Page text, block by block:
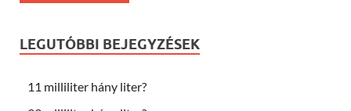
LEGUTÓBBI BEJEGYZÉSEK
11 milliliter hány liter?